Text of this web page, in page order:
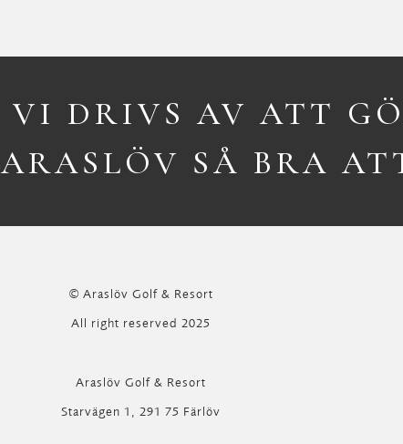
VI DRIVS AV ATT
ARASLÖV SÅ BRA
© Araslöv Golf & Resort
All right reserved 2025
Araslöv Golf & Resort
Starvägen 1, 291 75 Färlöv